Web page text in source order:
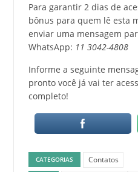
Para garantir 2 dias de
bônus para quem lê esta
enviar uma mensagem
WhatsApp: 11 3042-4808
Informe a seguinte
pronto você já vai ter
completo!
CATEGORIAS Contatos